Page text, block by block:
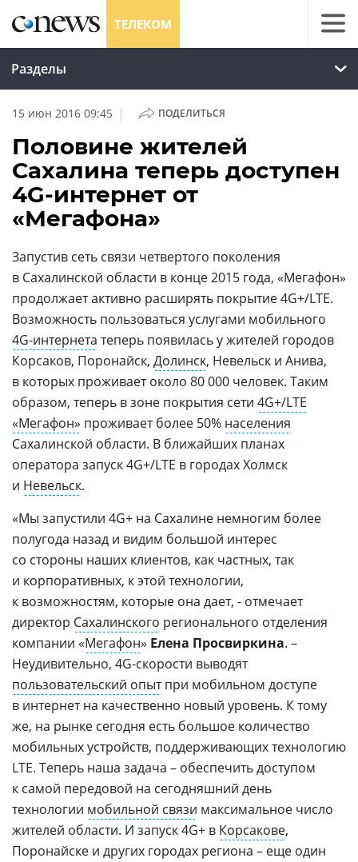
ТЕЛЕКОМ
Разделы
15 июн 2016 09:45 | ПОДЕЛИТЬСЯ
Половине жителей
Сахалина теперь доступен
4G-интернет от
«Мегафона»
Запустив сеть связи четвертого поколения
в Сахалинской области в конце 2015 года, «Мегафон»
продолжает активно расширять покрытие 4G+/LTE.
Возможность пользоваться услугами мобильного
4G-интернета теперь появилась у жителей городов
Корсаков, Поронайск, Долинск, Невельск и Анива,
в которых проживает около 80 000 человек. Таким
образом, теперь в зоне покрытия сети 4G+/LTE
«Мегафон» проживает более 50% населения
Сахалинской области. В ближайших планах
оператора запуск 4G+/LTE в городах Холмск
и Невельск.
«Мы запустили 4G+ на Сахалине немногим более
полугода назад и видим большой интерес
со стороны наших клиентов, как частных, так
и корпоративных, к этой технологии,
к возможностям, которые она дает, - отмечает
директор Сахалинского регионального отделения
компании «Мегафон» Елена Просвиркина. –
Неудивительно, 4G-скорости выводят
пользовательский опытпри мобильном доступе
в интернет на качественно новый уровень. К тому
же, на рынке сегодня есть большое количество
мобильных устройств, поддерживающих технологию
LTE. Теперь наша задача – обеспечить доступом
к самой передовой на сегодняшний день
технологии мобильной связи максимальное число
жителей области. И запуск 4G+ в Корсакове,
Поронайске и других городах региона – еще один